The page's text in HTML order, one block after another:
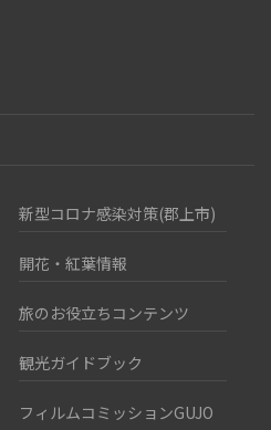
新型コロナ感染対策(郡上市)
開花・紅葉情報
旅のお役立ちコンテンツ
観光ガイドブック
フィルムコミッションGUJO